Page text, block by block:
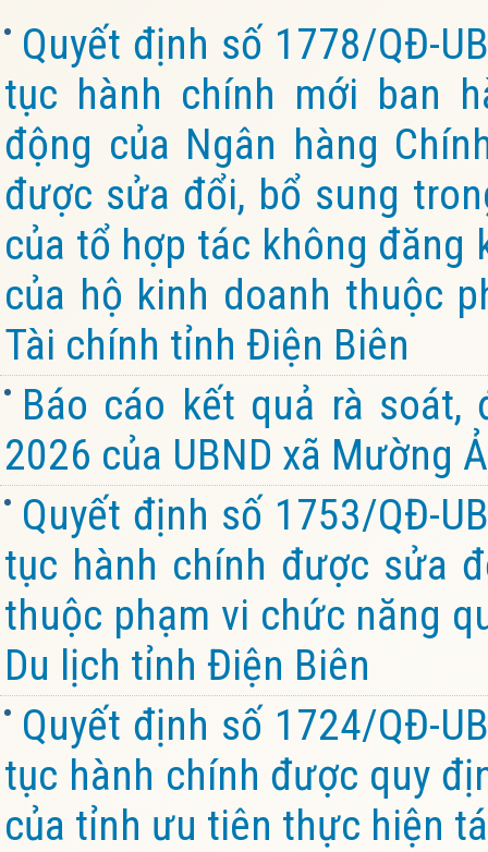
Quyết định số 1778/QĐ-
tục hành chính mới ban
động của Ngân hàng
được sửa đổi, bổ sung
của tổ hợp tác không đăng
của hộ kinh doanh thuộc
Tài chính tỉnh Điện Biên
Báo cáo kết quả rà
2026 của UBND xã Mường
Quyết định số 1753/QĐ-
tục hành chính được sửa
thuộc phạm vi chức năng
Du lịch tỉnh Điện Biên
Quyết định số 1724/QĐ-
tục hành chính được quy
của tỉnh ưu tiên thực hiện